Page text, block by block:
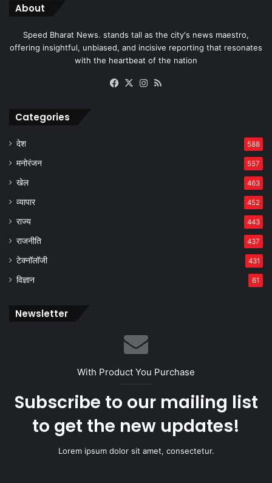
About
Speed Bharat News. stands tall as the city's news maestro,
offering insightful, unbiased, and incisive reporting that resonates
with the heartbeat of the nation
Facebook
X Instagram
Categories
देश 588
मनोरंजन 557
खेल 463
व्यापार 452
राज्य 443
राजनीति 437
टेक्नॉलॉजी 431
विज्ञान 61
Newsletter
With Product You Purchase
Subscribe to our mailing list
to get the new updates!
Lorem ipsum dolor sit amet, consectetur.